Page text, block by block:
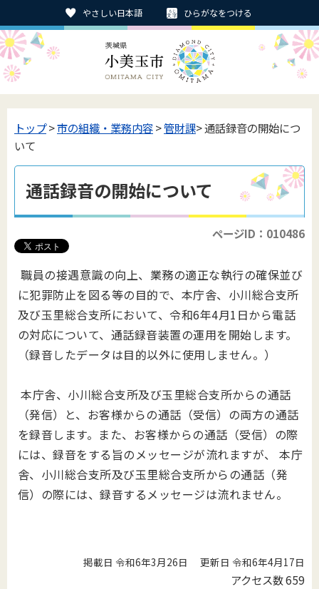
やさしい日本語 ひらがなをつける
トップ>市の組織・業務内容>管財課> 通話録音の開始につ
いて
通話録音の開始について
ページID：010486
職員の接遇意識の向上、業務の適正な執行の確保並び
に犯罪防止を図る等の目的で、本庁舎、小川総合支所
及び玉里総合支所において、令和6年4月1日から電話
の対応について、通話録音装置の運用を開始します。
（録音したデータは目的以外に使用しません。）
本庁舎、小川総合支所及び玉里総合支所からの通話
（発信）と、お客様からの通話（受信）の両方の通話
を録音します。また、お客様からの通話（受信）の際
には、録音をする旨のメッセージが流れますが、 本庁
舎、小川総合支所及び玉里総合支所からの通話（発
信）の際には、録音するメッセージは流れません。
掲載日 令和6年3月26日 更新日 令和6年4月17日
アクセス数659